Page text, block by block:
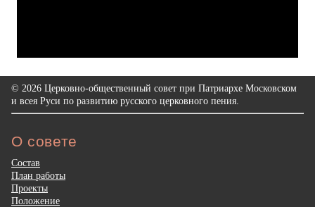
© 2026 Церковно-общественный совет при Патриархе Московском
и всея Руси по развитию русского церковного пения.
О совете
Состав
План работы
Проекты
Положение